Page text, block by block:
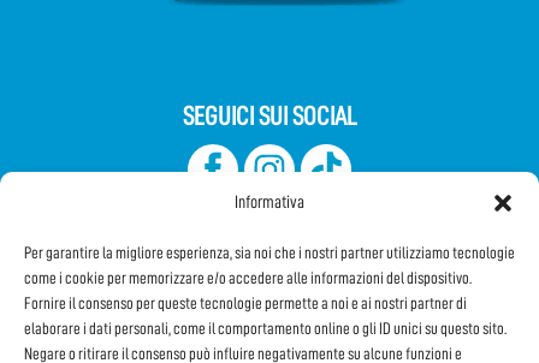
Informativa
Per garantire la migliore esperienza, sia noi che i nostri partner utilizziamo tecnologie
come i cookie per memorizzare e/o accedere alle informazioni del dispositivo.
Fornire il consenso per queste tecnologie permette a noi e ai nostri partner di
elaborare i dati personali, come il comportamento online o gli ID unici su questo sito.
Negare o ritirare il consenso può influire negativamente su alcune funzioni e
SEGUICI SUI SOCIAL
Iscriviti alla Newsletter